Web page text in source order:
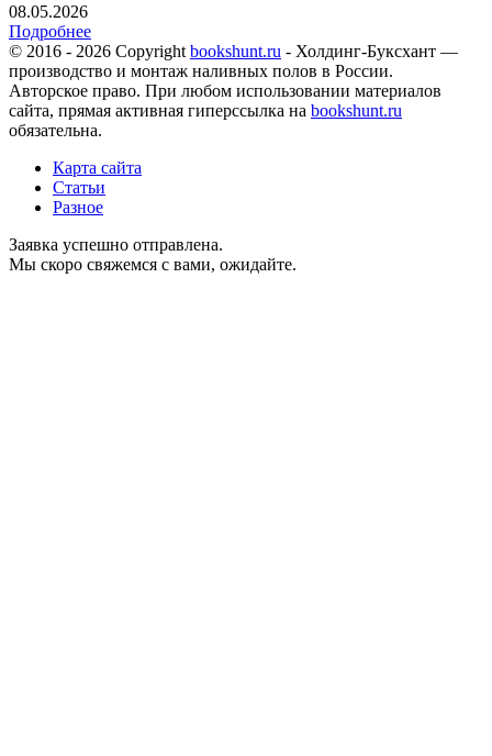
08.05.2026
Подробнее
© 2016 - 2026 Copyright bookshunt.ru - Холдинг-Буксхант —
производство и монтаж наливных полов в России.
Авторское право. При любом использовании материалов
сайта, прямая активная гиперссылка на bookshunt.ru
обязательна.
Карта сайта
Статьи
Разное
Заявка успешно отправлена.
Мы скоро свяжемся с вами, ожидайте.